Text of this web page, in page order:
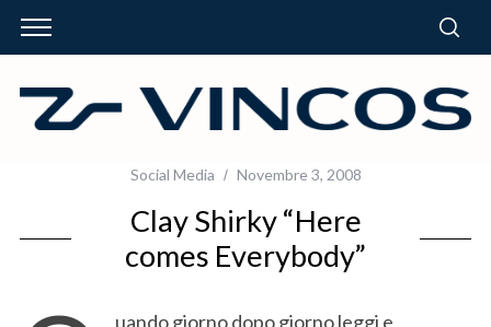
Social Media Novembre 3, 2008
Clay Shirky “Here
comes Everybody”
uando giorno dopo giorno leggi e